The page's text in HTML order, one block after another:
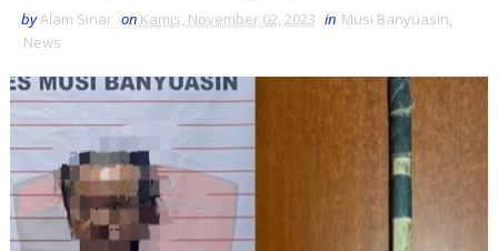
byAlam Sinar on Kamis, November 02, 2023 in Musi Banyuasin,
News